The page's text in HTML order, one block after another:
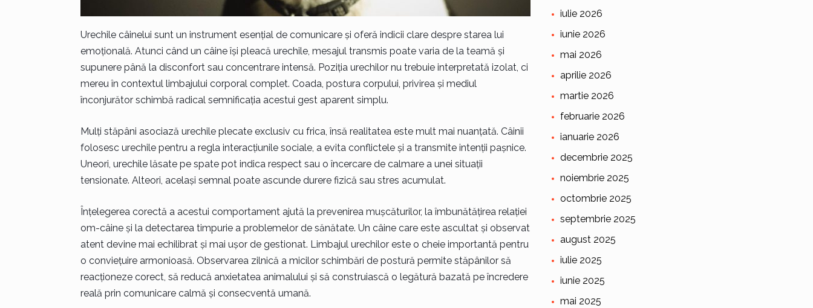
Urechile câinelui sunt un instrument esențial de comunicare și oferă indicii clare despre starea lui
emoțională. Atunci când un câine își pleacă urechile, mesajul transmis poate varia de la teamă și
supunere până la disconfort sau concentrare intensă. Poziția urechilor nu trebuie interpretată izolat, ci
mereu în contextul limbajului corporal complet. Coada, postura corpului, privirea și mediul
înconjurător schimbă radical semnificația acestui gest aparent simplu.
Mulți stăpâni asociază urechile plecate exclusiv cu frica, însă realitatea este mult mai nuanțată. Câinii
folosesc urechile pentru a regla interacțiunile sociale, a evita conflictele și a transmite intenții pașnice.
Uneori, urechile lăsate pe spate pot indica respect sau o încercare de calmare a unei situații
tensionate. Alteori, același semnal poate ascunde durere fizică sau stres acumulat.
Înțelegerea corectă a acestui comportament ajută la prevenirea mușcăturilor, la îmbunătățirea relației
om-câine și la detectarea timpurie a problemelor de sănătate. Un câine care este ascultat și observat
atent devine mai echilibrat și mai ușor de gestionat. Limbajul urechilor este o cheie importantă pentru
o conviețuire armonioasă. Observarea zilnică a micilor schimbări de postură permite stăpânilor să
reacționeze corect, să reducă anxietatea animalului și să construiască o legătură bazată pe încredere
reală prin comunicare calmă și consecventă umană.
iulie 2026
iunie 2026
mai 2026
aprilie 2026
martie 2026
februarie 2026
ianuarie 2026
decembrie 2025
noiembrie 2025
octombrie 2025
septembrie 2025
august 2025
iulie 2025
iunie 2025
mai 2025